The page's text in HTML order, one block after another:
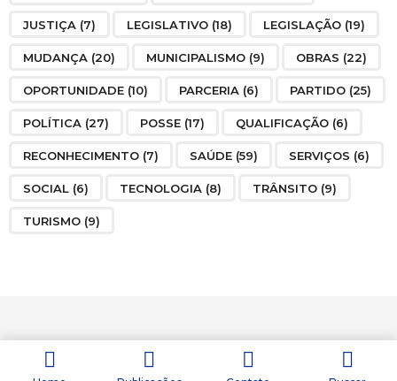
JUSTIÇA (7) LEGISLATIVO (18) LEGISLAÇÃO (19)
MUDANÇA (20) MUNICIPALISMO (9) OBRAS (22)
OPORTUNIDADE (10) PARCERIA (6) PARTIDO (25)
POLÍTICA (27) POSSE (17) QUALIFICAÇÃO (6)
RECONHECIMENTO (7) SAÚDE (59) SERVIÇOS (6)
SOCIAL (6) TECNOLOGIA (8) TRÂNSITO (9)
TURISMO (9)